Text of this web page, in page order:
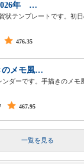
年 …
状テンプレートです。初
476.35
のメモ風…
ンダーです。手描きのメモ
467.95
一覧を見る